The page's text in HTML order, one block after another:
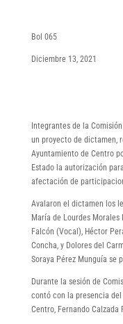
Bol 065
Diciembre 13, 2021
Integrantes de la
un proyecto de dictamen,
Ayuntamiento de Centro
Estado la autorización
afectación de
Avalaron el dictamen los
María de Lourdes Morales
Falcón (Vocal), Héctor
Concha, y Dolores del
Soraya Pérez Munguía se
Durante la sesión de
contó con la presencia
Centro, Fernando Calzada